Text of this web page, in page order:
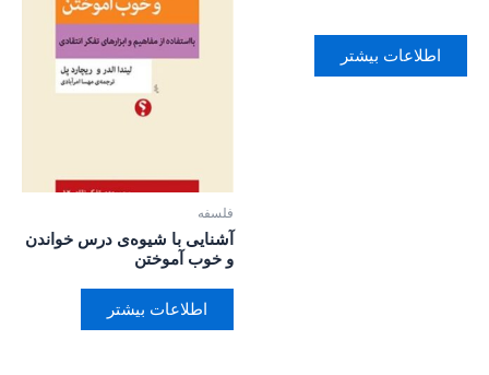
اطلاعات بیشتر
فلسفه
آشنایی با شیوه‌ی درس خواندن
و خوب آموختن
اطلاعات بیشتر